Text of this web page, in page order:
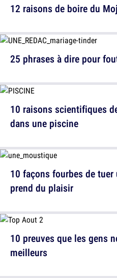
25 phrases à dire pour
10 façons fourbes de
prend du plaisir
12 raisons de boire du
10 raisons scientifiques
dans une piscine
10 preuves que les gens
meilleurs